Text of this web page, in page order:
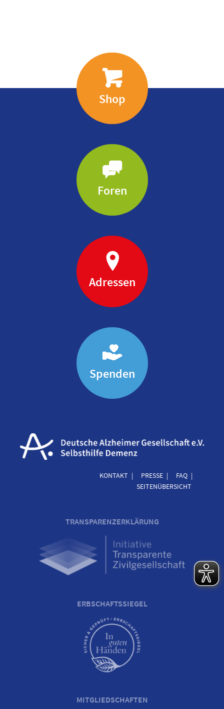
Shop
Foren
Adressen
Spenden
KONTAKT PRESSE
FAQ
SEITENÜBERSICHT
TRANSPARENZERKLÄRUNG
ERBSCHAFTSSIEGEL
MITGLIEDSCHAFTEN